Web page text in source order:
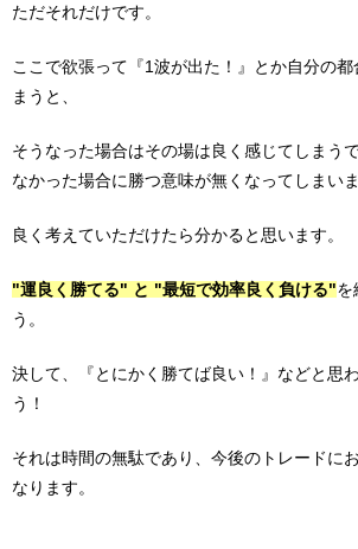
ただそれだけです。
ここで欲張って『1波が出た！』とか自分の都
まうと、
そうなった場合はその場は良く感じてしまう
なかった場合に勝つ意味が無くなってしまい
良く考えていただけたら分かると思います。
"運良く勝てる" と "最短で効率良く負ける"を
う。
決して、『とにかく勝てば良い！』などと思
う！
それは時間の無駄であり、今後のトレードに
なります。